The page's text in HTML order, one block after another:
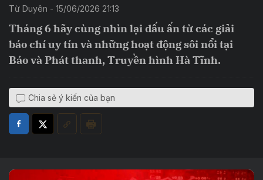
Từ Duyên - 15/06/2026 21:13
Tháng 6 hãy cùng nhìn lại dấu ấn từ các giải
báo chí uy tín và những hoạt động sôi nổi tại
Báo và Phát thanh, Truyền hình Hà Tĩnh.
Chia sẻ ý kiến của bạn